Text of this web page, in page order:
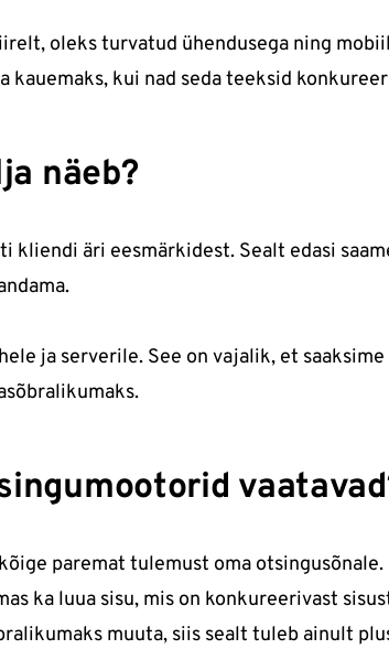
oleks turvatud ühendusega ning
kauemaks, kui nad seda teeksid
näeb?
äri eesmärkidest. Sealt edasi
ja serverile. See on vajalik, et saaksime
paremat tulemust oma otsingusõnale.
ka luua sisu, mis on konkureerivast
muuta, siis sealt tuleb ainult